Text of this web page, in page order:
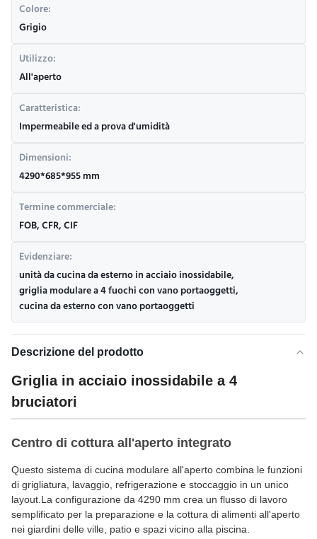
Colore:
Grigio
Utilizzo:
All'aperto
Caratteristica:
Impermeabile ed a prova d'umidità
Dimensioni:
4290*685*955 mm
Termine commerciale:
FOB, CFR, CIF
Evidenziare:
unità da cucina da esterno in acciaio inossidabile,
griglia modulare a 4 fuochi con vano portaoggetti,
cucina da esterno con vano portaoggetti
Descrizione del prodotto
Griglia in acciaio inossidabile a 4
bruciatori
Centro di cottura all'aperto integrato
Questo sistema di cucina modulare all'aperto combina le funzioni
di grigliatura, lavaggio, refrigerazione e stoccaggio in un unico
layout.La configurazione da 4290 mm crea un flusso di lavoro
semplificato per la preparazione e la cottura di alimenti all'aperto
nei giardini delle ville, patio e spazi vicino alla piscina.